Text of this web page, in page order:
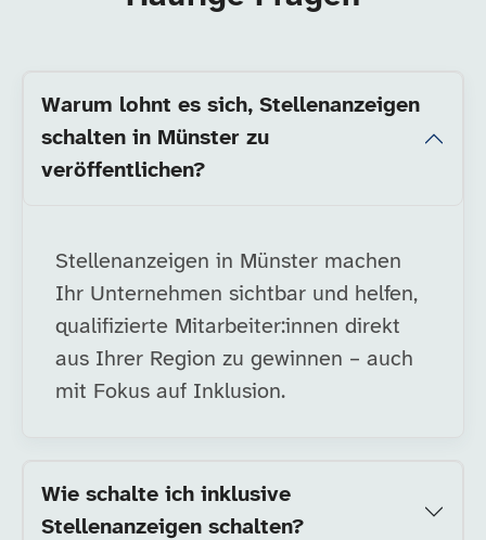
Warum lohnt es sich, Stellenanzeigen
schalten in Münster zu
veröffentlichen?
Stellenanzeigen in Münster machen
Ihr Unternehmen sichtbar und helfen,
qualifizierte Mitarbeiter:innen direkt
aus Ihrer Region zu gewinnen – auch
mit Fokus auf Inklusion.
Wie schalte ich inklusive
Stellenanzeigen schalten?